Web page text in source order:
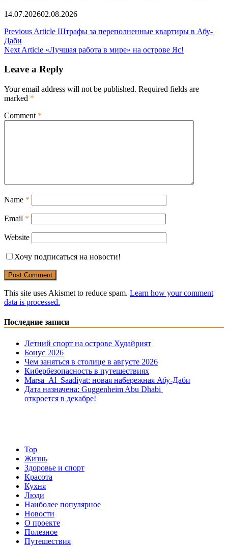
14.07.202602.08.2026
Post
navigation
Previous Article Штрафы за переполненные квартиры в Абу-
Даби
Next Article «Лучшая работа в мире» на острове Яс!
Leave a Reply
Your email address will not be published. Required fields are
marked *
Comment *
Name *
Email *
Website
Хочу подписаться на новости!
This site uses Akismet to reduce spam. Learn how your comment
data is processed.
Последние записи
Летний спорт на острове Худайрият
Бонус 2026
Чем заняться в столице в августе 2026
Кибербезопасность в путешествиях
Marsa Al Saadiyat: новая на6ережная Абу-Даби
Дата назначена: Guggenheim Abu Dhabi
откроется в декабре!
Top
Жизнь
Здоровье и спорт
Красота
Кухня
Люди
Наиболее популярное
Новости
О проекте
Полезное
Путешествия